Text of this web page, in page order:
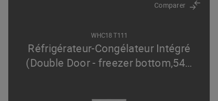
Comparer
WHC18 T111
Réfrigérateur-Congélateur Intégré
(Double Door - freezer bottom,54…